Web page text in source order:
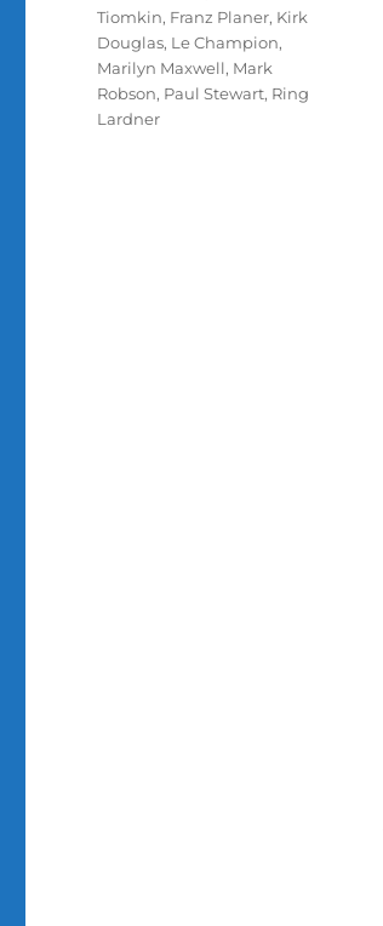
Tiomkin, Franz Planer, Kirk
Douglas, Le Champion,
Marilyn Maxwell, Mark
Robson, Paul Stewart, Ring
Lardner